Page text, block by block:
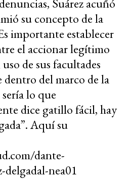
Suárez acuñó
su concepto de la
importante establecer
el accionar legítimo
de sus facultades
del marco de la
lo que
dice gatillo fácil, hay
Aquí su
dante-
nea01